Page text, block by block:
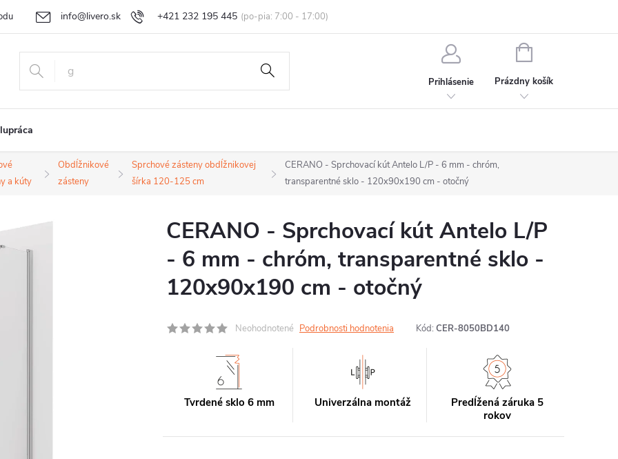
+421 232 195 445
info@livero.sk
Vrátenie tovaru a reklamácia Obchodné podmienky Podmienky ochrany osobných údajov
Prihlásenie
NÁKUPNÝ
Prázdny košík
a kúty
Obdĺžnikové
zásteny
Sprchové zásteny obdĺžnikovej
šírka 120-125 cm
CERANO - Sprchovací kút Antelo L/P - 6 mm - chróm,
transparentné sklo - 120x90x190 cm - otočný
CERANO - Sprchovací kút Antelo L/P
- 6 mm - chróm, transparentné sklo -
120x90x190 cm - otočný
Neohodnotené Podrobnosti hodnotenia Kód: CER-8050BD140
Tvrdené sklo 6 mm Univerzálna montáž
Predĺžená záruka 5
rokov